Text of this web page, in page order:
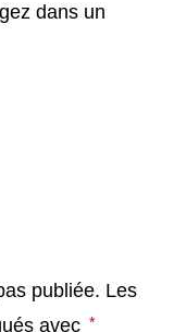
dans un
publiée. Les
avec *